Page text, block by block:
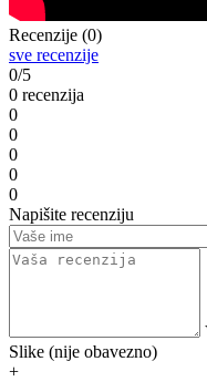
Recenzije (0)
sve recenzije
0/5
0 recenzija
0
0
0
0
0
Napišite recenziju
Slike (nije obavezno)
+